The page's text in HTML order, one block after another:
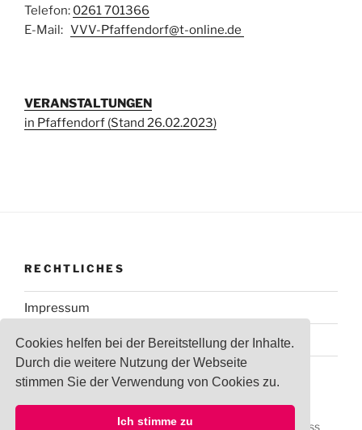
Cookies helfen bei der Bereitstellung der Inhalte.
Durch die weitere Nutzung der Webseite
stimmen Sie der Verwendung von Cookies zu.
Ich stimme zu
Telefon: 0261 701366
E-Mail: VVV-Pfaffendorf@t-online.de
VERANSTALTUNGEN
in Pfaffendorf (Stand 26.02.2023)
RECHTLICHES
Impressum
Datenschutzerklärung
Datenschutzerklärung Stolz präsentiert von WordPress